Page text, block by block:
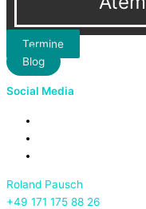
Termine
Blog
Social Media
Roland Pausch
+49 171 175 88 26